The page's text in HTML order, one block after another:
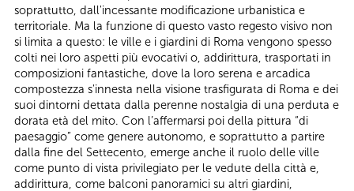
soprattutto, dall'incessante modificazione urbanistica e
territoriale. Ma la funzione di questo vasto regesto visivo non
si limita a questo: le ville e i giardini di Roma vengono spesso
colti nei loro aspetti più evocativi o, addirittura, trasportati in
composizioni fantastiche, dove la loro serena e arcadica
compostezza s'innesta nella visione trasfigurata di Roma e dei
suoi dintorni dettata dalla perenne nostalgia di una perduta e
dorata età del mito. Con l’affermarsi poi della pittura “di
paesaggio” come genere autonomo, e soprattutto a partire
dalla fine del Settecento, emerge anche il ruolo delle ville
come punto di vista privilegiato per le vedute della città e,
addirittura, come balconi panoramici su altri giardini,